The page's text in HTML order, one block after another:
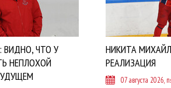
ВИДНО, ЧТО У
НЕПЛОХОЙ
НИКИТА
РЕАЛИЗАЦИЯ
07 августа 2026,